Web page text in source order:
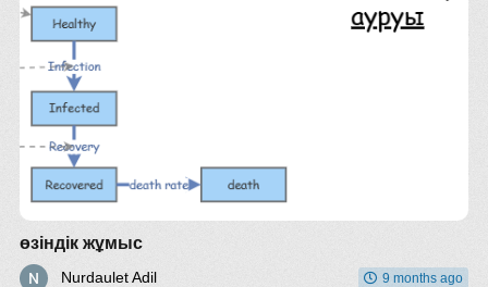
өзіндік жұмыс
Nurdaulet Adil 9 months ago